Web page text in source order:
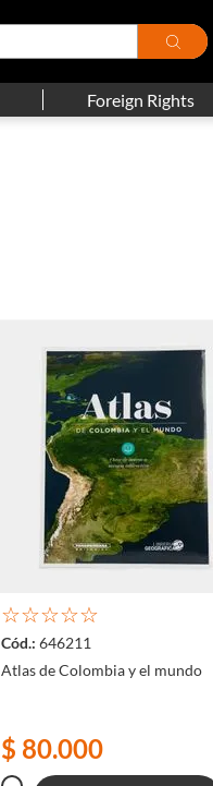
Foreign Rights
☆☆☆☆☆
646211
Atlas de Colombia y el mundo
$ 80.000